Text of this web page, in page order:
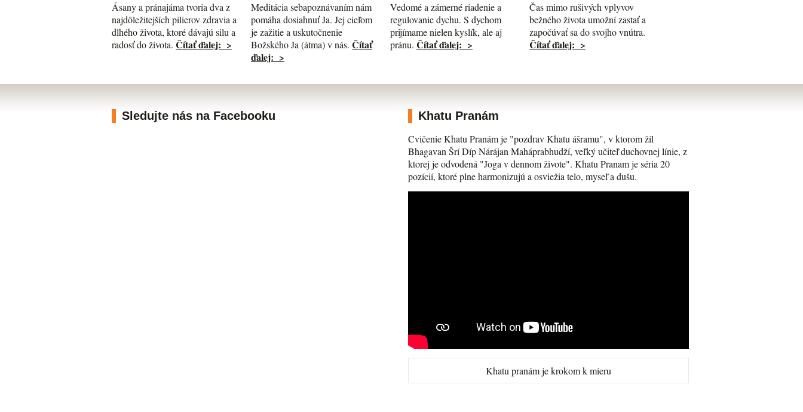
Ásany a pránajáma tvoria dva z
najdôležitejších pilierov zdravia a
dlhého života, ktoré dávajú silu a
radosť do života. Čítať ďalej: >
Meditácia sebapoznávaním nám
pomáha dosiahnuť Ja. Jej cieľom
je zažitie a uskutočnenie
Božského Ja (átma) v nás. Čítať
ďalej: >
Vedomé a zámerné riadenie a
regulovanie dychu. S dychom
prijímame nielen kyslík, ale aj
pránu. Čítať ďalej: >
Čas mimo rušivých vplyvov
bežného života umožní zastať a
započúvať sa do svojho vnútra.
Čítať ďalej: >
Sledujte nás na Facebooku Khatu Pranám
Cvičenie Khatu Pranám je "pozdrav Khatu ášramu", v ktorom žil
Bhagavan Šrí Díp Nárájan Maháprabhudží, veľký učiteľ duchovnej línie, z
ktorej je odvodená "Joga v dennom živote". Khatu Pranam je séria 20
pozícií, ktoré plne harmonizujú a osviežia telo, myseľ a dušu.
Khatu pranám je krokom k mieru